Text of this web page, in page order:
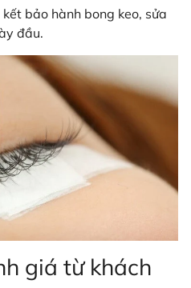
bảo hành bong keo, sửa
đầu.
giá từ khách